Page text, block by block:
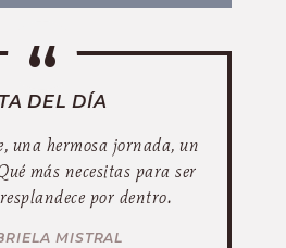
DEL DÍA
una hermosa jornada, un
más necesitas para ser
por dentro.
MISTRAL